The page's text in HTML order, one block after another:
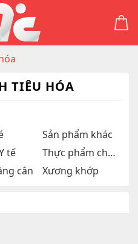
TIÊU HÓA
Sản phẩm khác
tế
Thực phẩm chức năng
cân Xương khớp